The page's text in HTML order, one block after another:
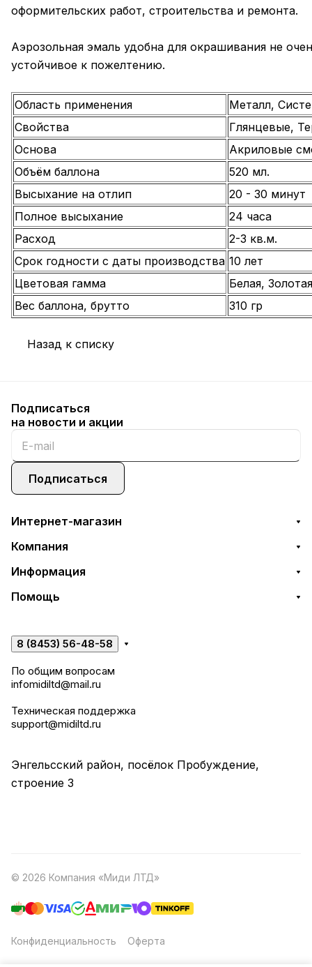
оформительских работ, строительства и ремонта.
Аэрозольная эмаль удобна для окрашивания не
устойчивое к пожелтению.
Область применения
Металл,
Свойства
Глянцевые,
Основа
Акриловые
Объём баллона
520 мл.
Высыхание на отлип
20 - 30 минут
Полное высыхание
24 часа
Расход
2-3 кв.м.
Срок годности с даты производства 10 лет
Цветовая гамма
Белая, Золотая
Вес баллона, брутто
310 гр
Назад к списку
Подписаться
на новости и акции
Подписаться
Интернет-магазин
Компания
Информация
Помощь
8 (8453) 56-48-58
По общим вопросам
infomidiltd@mail.ru
Техническая поддержка
support@midiltd.ru
Энгельсский район, посёлок Пробуждение,
строение 3
© 2026 Компания «Миди ЛТД»
Конфиденциальность Оферта